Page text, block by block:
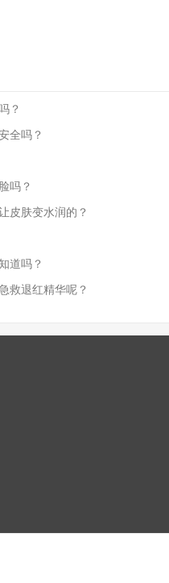
？
全吗？
吗？
皮肤变水润的？
道吗？
救退红精华呢？